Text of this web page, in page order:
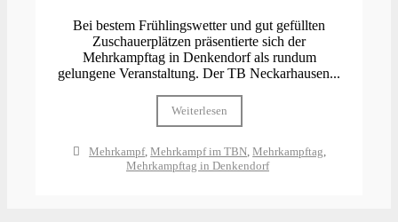
Bei bestem Frühlingswetter und gut gefüllten
Zuschauerplätzen präsentierte sich der
Mehrkampftag in Denkendorf als rundum
gelungene Veranstaltung. Der TB Neckarhausen...
Weiterlesen
Mehrkampf,Mehrkampf im TBN ,Mehrkampftag
Mehrkampftag in Denkendorf